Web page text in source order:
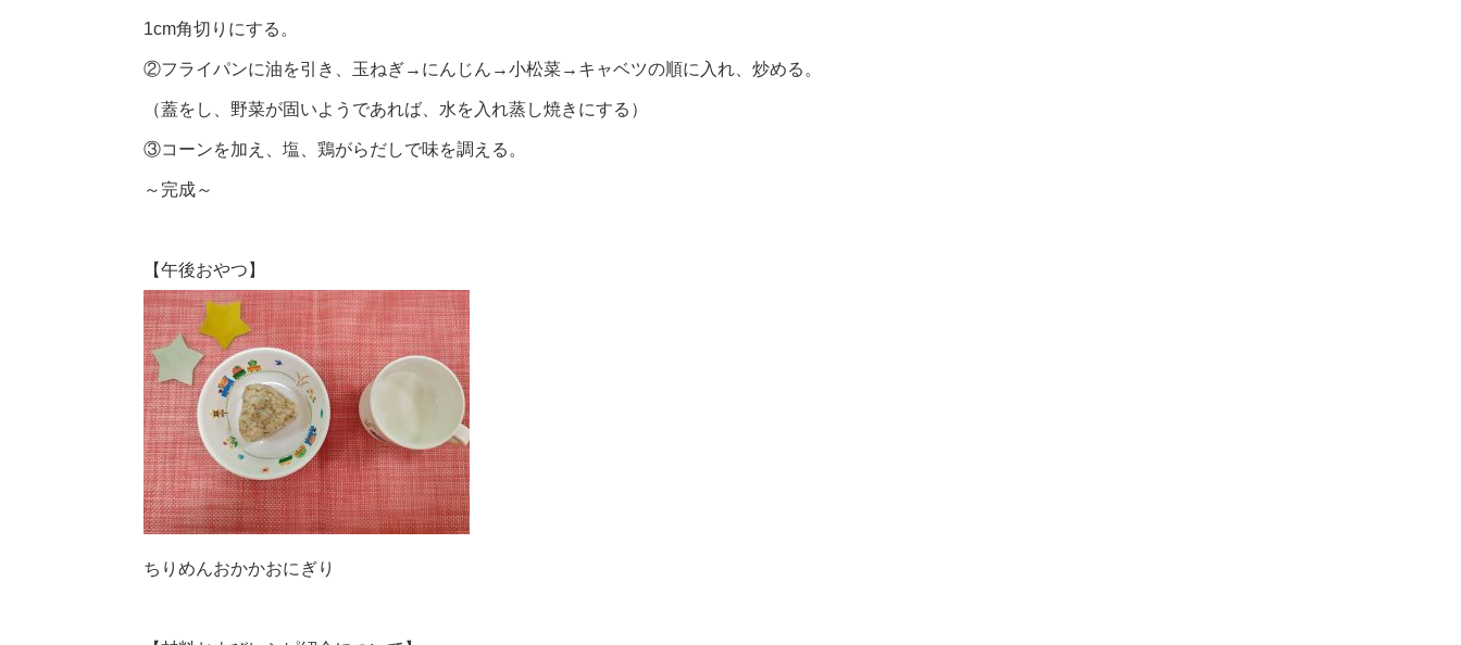
1cm角切りにする。
②フライパンに油を引き、玉ねぎ→にんじん→小松菜→キャベツの順に入れ、炒める。
（蓋をし、野菜が固いようであれば、水を入れ蒸し焼きにする）
③コーンを加え、塩、鶏がらだしで味を調える。
～完成～
【午後おやつ】
ちりめんおかかおにぎり